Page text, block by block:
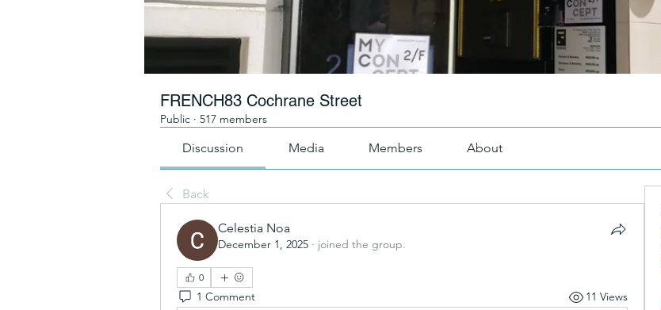
FRENCH83 Cochrane Street
Public · 517 members
Discussion Media Members About
Back
Celestia Noa
December 1, 2025 · joined the group.
0
1 Comment 11 Views